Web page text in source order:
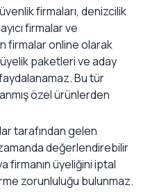
firmaları, denizcilik
firmalar ve
firmalar online olarak
paketleri ve aday
Bu tür
özel ürünlerden
tarafından gelen
değerlendirebilir
firmanın üyeliğini iptal
zorunluluğu bulunmaz.